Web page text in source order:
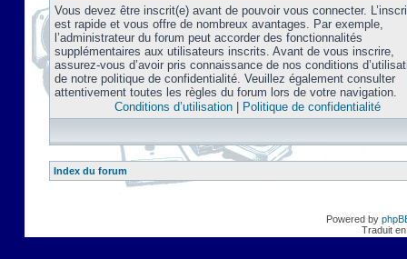
Vous devez être inscrit(e) avant de pouvoir vous connecter.
est rapide et vous offre de nombreux avantages. Par exemple,
l’administrateur du forum peut accorder des fonctionnalités
supplémentaires aux utilisateurs inscrits. Avant de vous inscrire,
assurez-vous d’avoir pris connaissance de nos conditions
de notre politique de confidentialité. Veuillez également consulter
attentivement toutes les règles du forum lors de votre navigation.
Conditions d’utilisation| Politique de confidentialité
Index du forum
Powered by
Traduit